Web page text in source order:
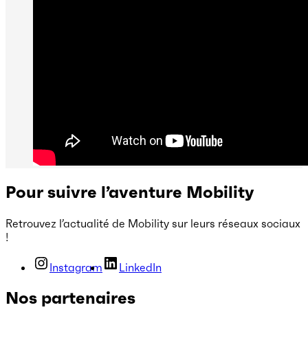
Pour suivre l’aventure Mobility
Retrouvez l’actualité de Mobility sur leurs réseaux sociaux
!
Instagram LinkedIn
Nos partenaires